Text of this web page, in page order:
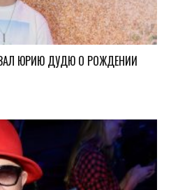
ЮРИЮ ДУДЮ О РОЖДЕНИИ